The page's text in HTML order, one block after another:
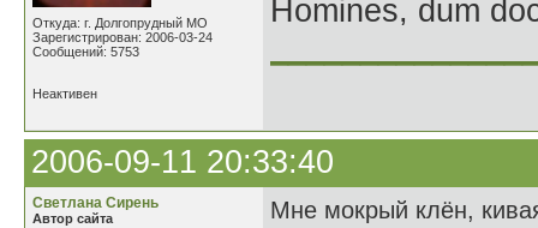
Откуда: г. Долгопрудный МО
Зарегистрирован: 2006-03-24
Сообщений: 5753
Homines, dum
Неактивен
2006-09-11 20:33:40
Светлана Сирень
Автор сайта
Мне мокрый клён,